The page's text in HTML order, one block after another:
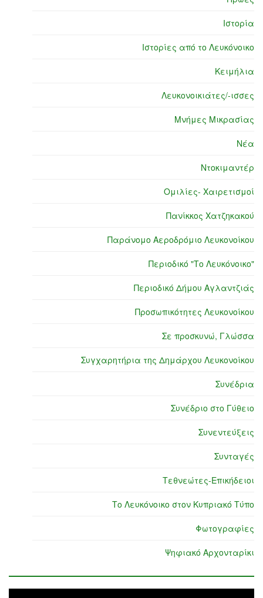
Ιστορία
Ιστορίες από το Λευκόνοικο
Κειμήλια
Λευκονοικιάτες/-ισσες
Μνήμες Μικρασίας
Νέα
Ντοκιμαντέρ
Ομιλίες- Χαιρετισμοί
Πανίκκος Χατζηκακού
Παράνομο Αεροδρόμιο Λευκονοίκου
Περιοδικό "Το Λευκόνοικο"
Περιοδικό Δήμου Αγλαντζιάς
Προσωπικότητες Λευκονοίκου
Σε προσκυνώ, Γλώσσα
Συγχαρητήρια της Δημάρχου Λευκονοίκου
Συνέδρια
Συνέδριο στο Γύθειο
Συνεντεύξεις
Συνταγές
Τεθνεώτες-Επικήδειοι
Το Λευκόνοικο στον Κυπριακό Τύπο
Φωτογραφίες
Ψηφιακό Αρχονταρίκι